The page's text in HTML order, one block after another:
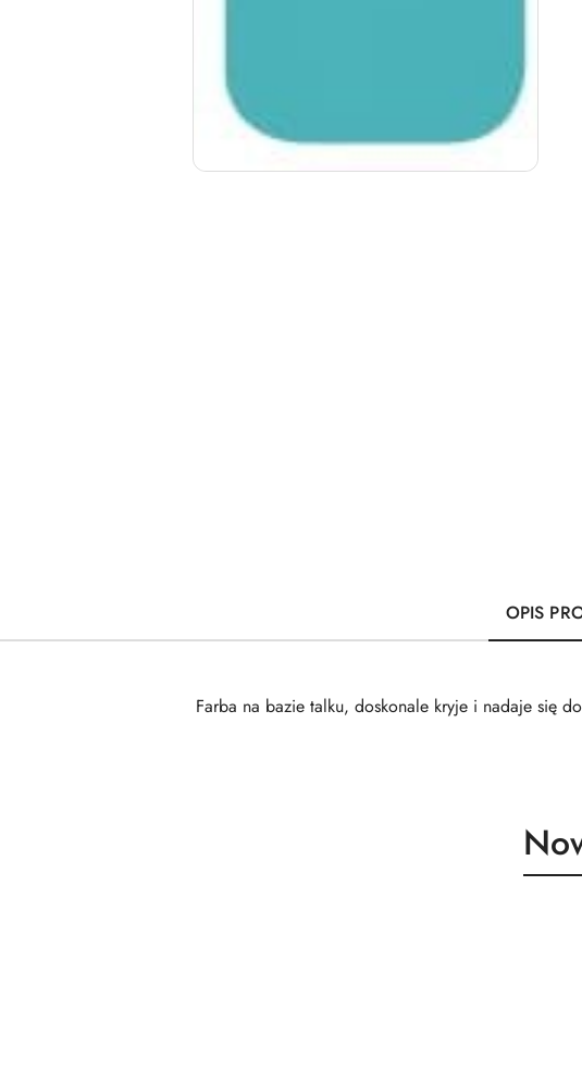
OPIS
Farba na bazie talku, doskonale kryje i nadaje się
o